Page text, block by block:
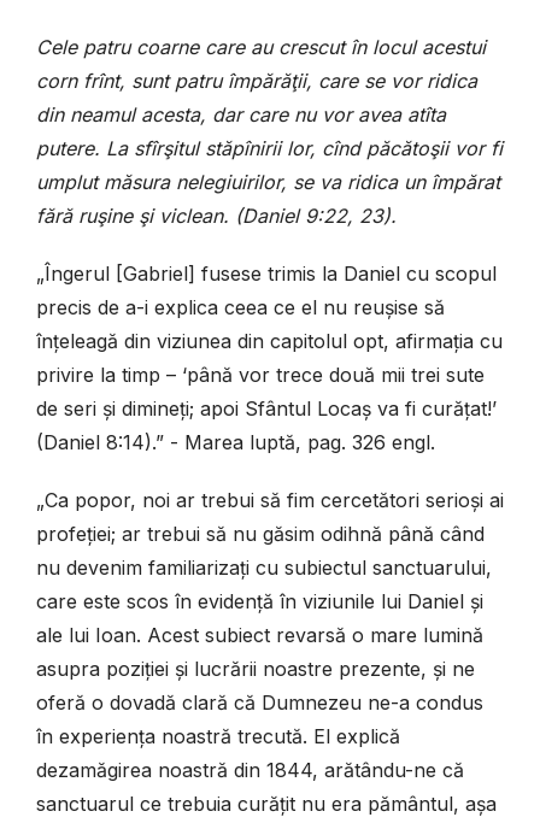
Cele patru coarne care au crescut în locul acestui
corn frînt, sunt patru împărăţii, care se vor ridica
din neamul acesta, dar care nu vor avea atîta
putere. La sfîrşitul stăpînirii lor, cînd păcătoşii vor fi
umplut măsura nelegiuirilor, se va ridica un împărat
fără ruşine şi viclean. (Daniel 9:22, 23).
„Îngerul [Gabriel] fusese trimis la Daniel cu scopul
precis de a-i explica ceea ce el nu reușise să
înțeleagă din viziunea din capitolul opt, afirmația cu
privire la timp – ‘până vor trece două mii trei sute
de seri și dimineți; apoi Sfântul Locaș va fi curățat!’
(Daniel 8:14).” - Marea luptă, pag. 326 engl.
„Ca popor, noi ar trebui să fim cercetători serioși ai
profeției; ar trebui să nu găsim odihnă până când
nu devenim familiarizați cu subiectul sanctuarului,
care este scos în evidență în viziunile lui Daniel și
ale lui Ioan. Acest subiect revarsă o mare lumină
asupra poziției și lucrării noastre prezente, și ne
oferă o dovadă clară că Dumnezeu ne-a condus
în experiența noastră trecută. El explică
dezamăgirea noastră din 1844, arătându-ne că
sanctuarul ce trebuia curățit nu era pământul, așa